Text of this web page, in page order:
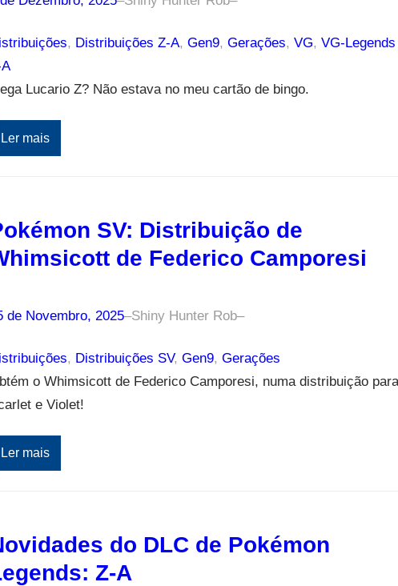
, Distribuições Z-A, Gen9, Gerações, VG, VG-Legends
Lucario Z? Não estava no meu cartão de bingo.
Ler mais
SV: Distribuição de
de Federico Camporesi
de Novembro, 2025–Shiny Hunter Rob–
, Distribuições SV, Gen9, Gerações
o Whimsicott de Federico Camporesi, numa distribuição para
e Violet!
Ler mais
do DLC de Pokémon
Z-A